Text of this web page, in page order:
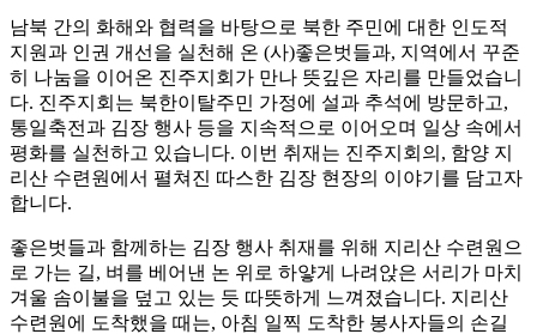
남북 간의 화해와 협력을 바탕으로 북한 주민에 대한 인도적
지원과 인권 개선을 실천해 온 (사)좋은벗들과, 지역에서 꾸준
히 나눔을 이어온 진주지회가 만나 뜻깊은 자리를 만들었습니
다. 진주지회는 북한이탈주민 가정에 설과 추석에 방문하고,
통일축전과 김장 행사 등을 지속적으로 이어오며 일상 속에서
평화를 실천하고 있습니다. 이번 취재는 진주지회의, 함양 지
리산 수련원에서 펼쳐진 따스한 김장 현장의 이야기를 담고자
합니다.
좋은벗들과 함께하는 김장 행사 취재를 위해 지리산 수련원으
로 가는 길, 벼를 베어낸 논 위로 하얗게 나려앉은 서리가 마치
겨울 솜이불을 덮고 있는 듯 따뜻하게 느껴졌습니다. 지리산
수련원에 도착했을 때는, 아침 일찍 도착한 봉사자들의 손길